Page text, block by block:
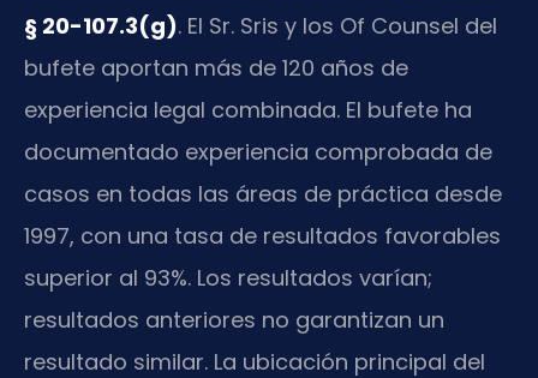
§ 20-107.3(g). El Sr. Sris y los Of Counsel del
bufete aportan más de 120 años de
experiencia legal combinada. El bufete ha
documentado experiencia comprobada de
casos en todas las áreas de práctica desde
1997, con una tasa de resultados favorables
superior al 93%. Los resultados varían;
resultados anteriores no garantizan un
resultado similar. La ubicación principal del